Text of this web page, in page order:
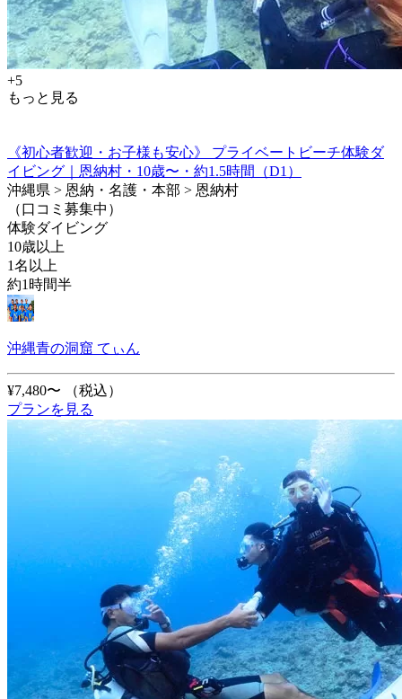
+5
もっと見る
《初心者歓迎・お子様も安心》 プライベートビーチ体験ダ
イビング｜恩納村・10歳〜・約1.5時間（D1）
沖縄県 > 恩納・名護・本部 > 恩納村
（口コミ募集中）
体験ダイビング
10歳以上
1名以上
約1時間半
沖縄青の洞窟 てぃん
¥7,480〜
（税込）
プランを見る